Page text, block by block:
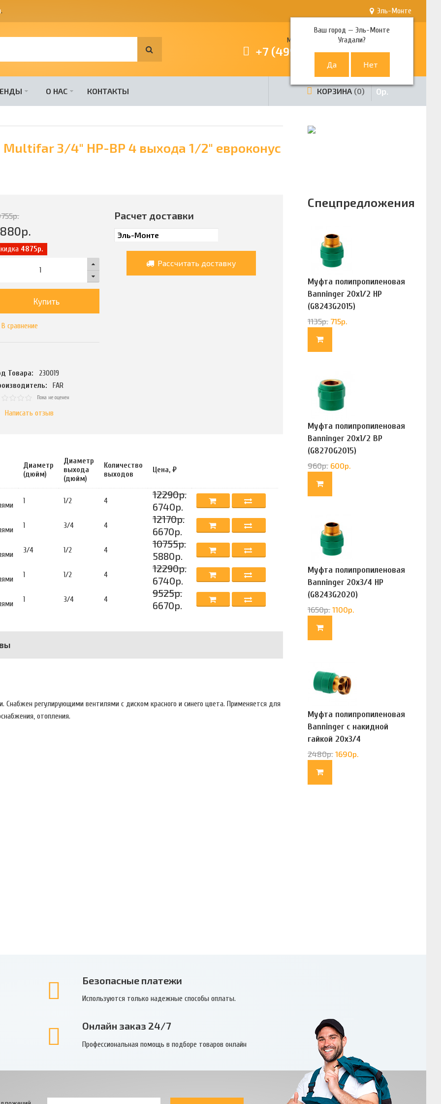
. Эль-Монте
Ваш город —Эль-Монте
Угадали?
Многоканальный телефон
+7 (499) 380-80-80
О НАС КОНТАКТЫ КОРЗИНА 0 0р.
Multifar 3/4" НР-ВР 4 выхода 1/2" евроконус
р.
р.
4875р.
Купить
В сравнение
Товара:
230019
FAR
Пока не оценен
Написать отзыв
Расчет доставки
Рассчитать доставку
Диаметр
(дюйм)
Диаметр
выхода
(дюйм)
Количество
выходов
Цена, ₽
1 1/2 4
12290р.
6740р.
1 3/4 4
12170р.
6670р.
3/4 1/2 4
10755р.
5880р.
1 1/2 4
12290р.
6740р.
1 3/4 4
9525р.
6670р.
регулирующими вентилями с диском красного и синего цвета. Применяется для
отопления.
Спецпредложения
Муфта полипропиленовая
Banninger 20х1/2 НР
(G8243G2015)
1135р. 715р.
Муфта полипропиленовая
Banninger 20х1/2 ВР
(G8270G2015)
960р. 600р.
Муфта полипропиленовая
Banninger 20х3/4 НР
(G8243G2020)
1650р. 1100р.
Муфта полипропиленовая
Banninger с накидной
гайкой 20х3/4
(G83322020)
2480р. 1690р.
Безопасные платежи
Используются только надежные способы оплаты.
Онлайн заказ 24/7
Профессиональная помощь в подборе товаров онлайн